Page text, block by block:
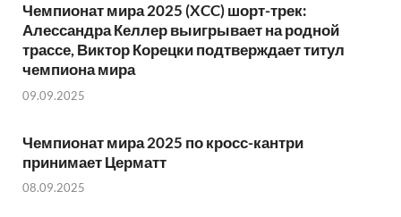
Чемпионат мира 2025 (XCC) шорт-трек:
Алессандра Келлер выигрывает на родной
трассе, Виктор Корецки подтверждает титул
чемпиона мира
09.09.2025
Чемпионат мира 2025 по кросс-кантри
принимает Церматт
08.09.2025